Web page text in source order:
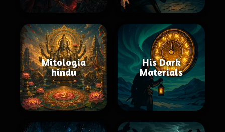
Mitologia
hindu
His Dark
Materials